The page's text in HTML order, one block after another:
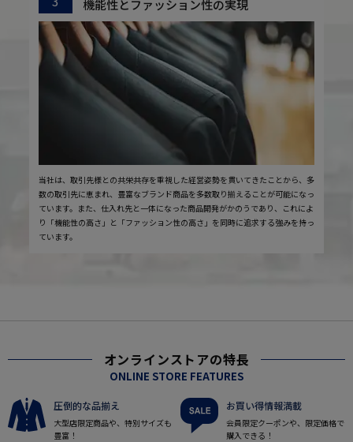
機能性とファッション性の実現
当社は、取引先様との共栄共存を重視した経営姿勢を貫いてきたことから、多
数の取引先に恵まれ、豊富なブランド商品を多数取り揃えることが可能になっ
ています。また、仕入れ先と一体になった商品開発がかのうであり、これによ
り「機能性の高さ」と「ファッション性の高さ」を同時に追求する強みを持っ
ています。
オンラインストアの特長
ONLINE STORE FEATURES
圧倒的な品揃え
大型店限定商品や、特別サイズも
豊富！
お買い得情報満載
会員限定クーポンや、限定価格で
購入できる！